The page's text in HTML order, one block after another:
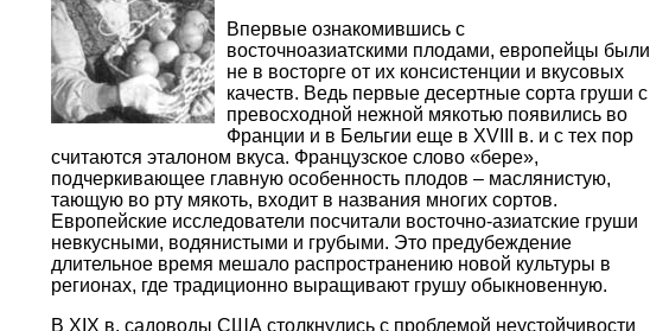
Впервые ознакомившись с
восточноазиатскими плодами, европейцы были
не в восторге от их консистенции и вкусовых
качеств. Ведь первые десертные сорта груши с
превосходной нежной мякотью появились во
Франции и в Бельгии еще в XVIII в. и с тех пор
считаются эталоном вкуса. Французское слово «бере»,
подчеркивающее главную особенность плодов – маслянистую,
тающую во рту мякоть, входит в названия многих сортов.
Европейские исследователи посчитали восточно-азиатские груши
невкусными, водянистыми и грубыми. Это предубеждение
длительное время мешало распространению новой культуры в
регионах, где традиционно выращивают грушу обыкновенную.
В XIX в. садоводы США столкнулись с проблемой неустойчивости